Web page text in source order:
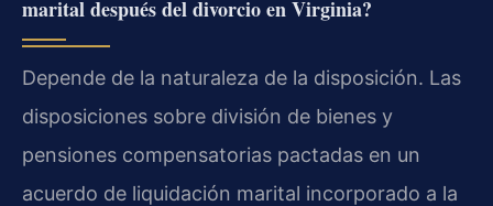
marital después del divorcio en Virginia?
Depende de la naturaleza de la disposición. Las
disposiciones sobre división de bienes y
pensiones compensatorias pactadas en un
acuerdo de liquidación marital incorporado a la